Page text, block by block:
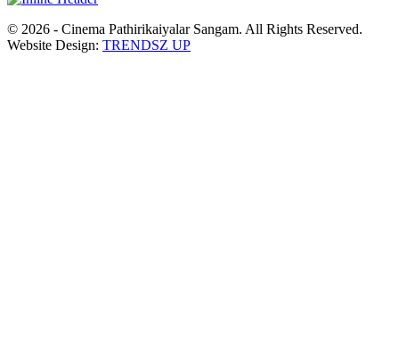
© 2026 - Cinema Pathirikaiyalar Sangam. All Rights Reserved.
Website Design: TRENDSZ UP